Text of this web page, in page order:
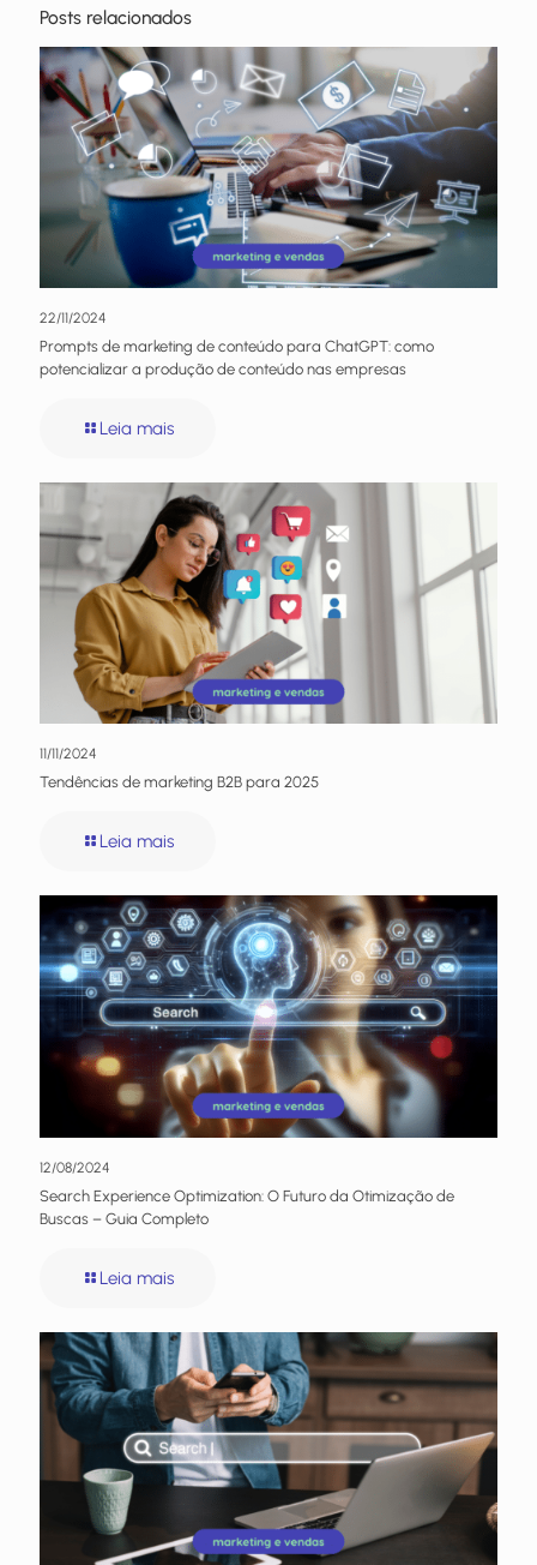
Posts relacionados
22/11/2024
Prompts de marketing de conteúdo para ChatGPT: como
potencializar a produção de conteúdo nas empresas
Leia mais
11/11/2024
Tendências de marketing B2B para 2025
Leia mais
12/08/2024
Search Experience Optimization: O Futuro da Otimização de
Buscas – Guia Completo
Leia mais